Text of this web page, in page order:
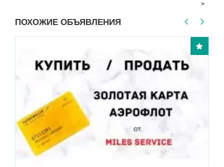
>
ПОХОЖИЕ ОБЪЯВЛЕНИЯ